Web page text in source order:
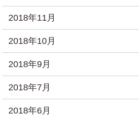
2018年11月
2018年10月
2018年9月
2018年7月
2018年6月